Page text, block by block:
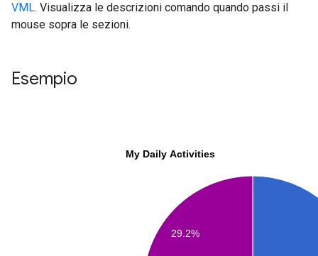
VML. Visualizza le descrizioni comando quando passi il
mouse sopra le sezioni.
Esempio